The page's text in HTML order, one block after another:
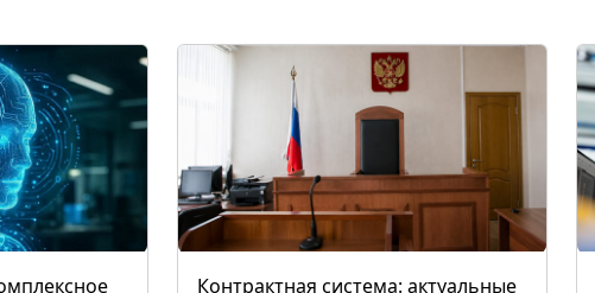
Контрактная система: актуальные